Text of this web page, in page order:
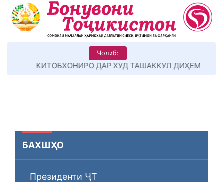
Ҷолиб:
КИТОБХОНИРО ДАР ХУД ТАШАККУЛ ДИҲЕМ
БАХШҲО
Президенти ҶТ